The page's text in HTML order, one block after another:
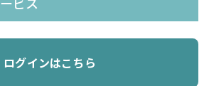
ログインはこちら